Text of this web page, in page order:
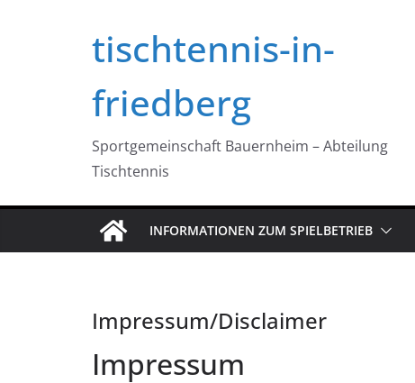
tischtennis-in-
friedberg
Sportgemeinschaft Bauernheim – Abteilung
Tischtennis
INFORMATIONEN ZUM SPIELBETRIEB
Impressum/Disclaimer
Impressum